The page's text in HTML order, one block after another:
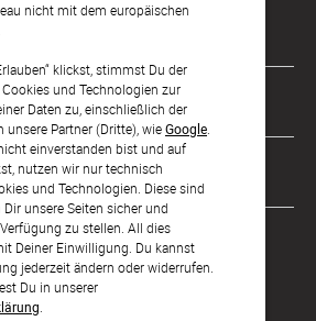
nicht mit dem europäischen
klickst, stimmst Du der
und Technologien zur
Daten zu, einschließlich der
unsere Partner (Dritte), wieGoogle
einverstanden bist und auf
nutzen wir nur technisch
und Technologien. Diese sind
unsere Seiten sicher und
zu stellen. All dies
Deiner Einwilligung. Du kannst
jederzeit ändern oder widerrufen.
Du in unserer